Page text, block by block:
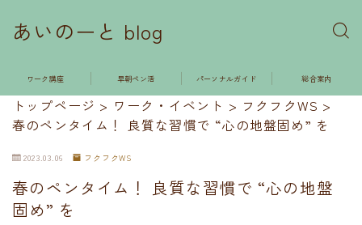
あいのーと blog
ワーク講座 早朝ペン活 パーソナルガイド 総合案内
トップページ > ワーク・イベント > フクフクWS >
春のペンタイム！ 良質な習慣で “心の地盤固め” を
2023.03.06 フクフクWS
春のペンタイム！ 良質な習慣で “心の地盤
固め” を